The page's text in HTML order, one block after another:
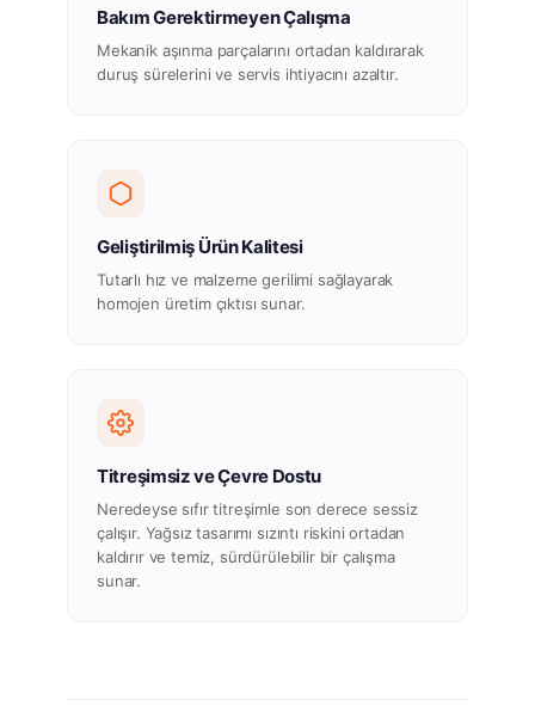
Bakım Gerektirmeyen Çalışma
Mekanik aşınma parçalarını ortadan kaldırarak
duruş sürelerini ve servis ihtiyacını azaltır.
Geliştirilmiş Ürün Kalitesi
Tutarlı hız ve malzeme gerilimi sağlayarak
homojen üretim çıktısı sunar.
Titreşimsiz ve Çevre Dostu
Neredeyse sıfır titreşimle son derece sessiz
çalışır. Yağsız tasarımı sızıntı riskini ortadan
kaldırır ve temiz, sürdürülebilir bir çalışma
sunar.